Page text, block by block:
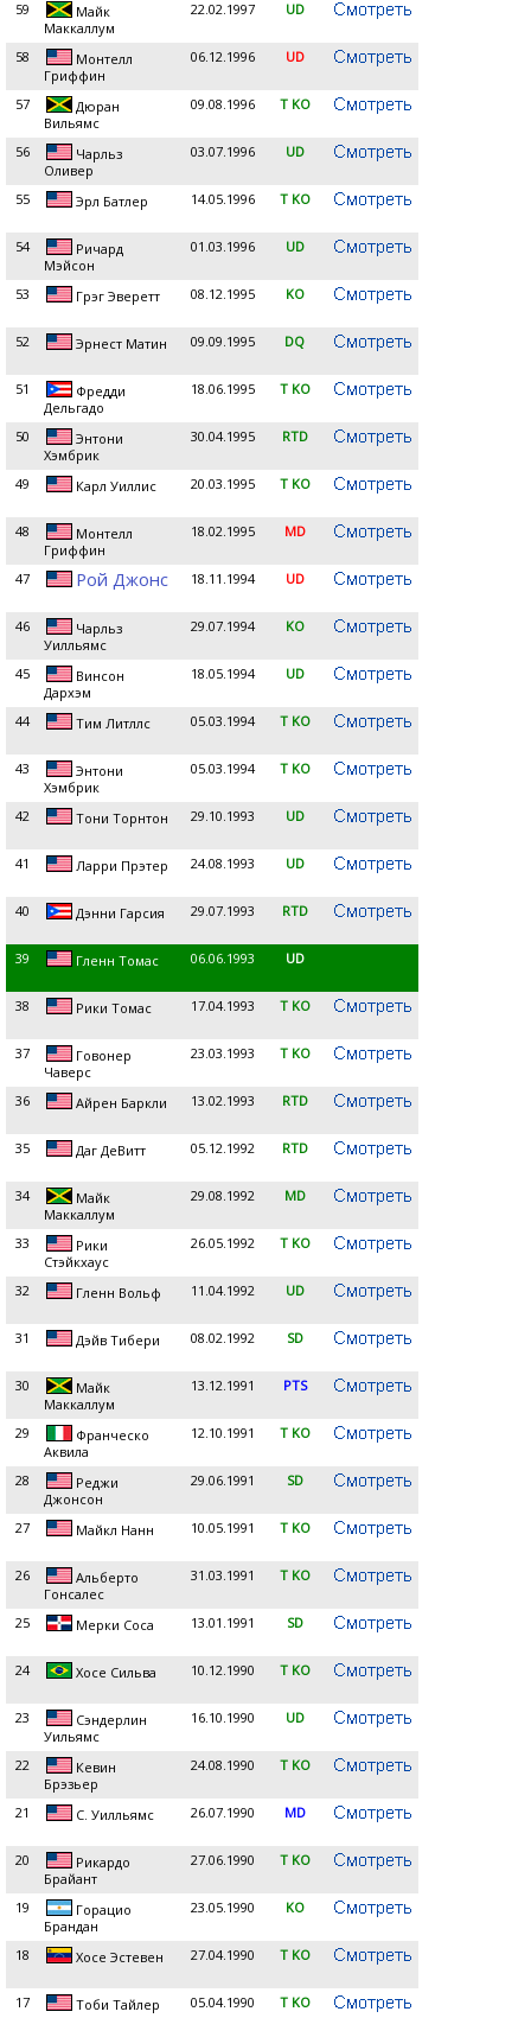
59
Майк
Маккаллум
22.02.1997 UD
58
Монтелл
Гриффин
06.12.1996 UD
57
Дюран
Вильямс
09.08.1996 T KO
56
Чарльз
Оливер
03.07.1996 UD
55 Эрл Батлер 14.05.1996 T KO
54
Ричард
Мэйсон
01.03.1996 UD
53 Грэг Эверетт 08.12.1995 KO
52 Эрнест Матин 09.09.1995 DQ
51
Фредди
Дельгадо
18.06.1995 T KO
50
Энтони
Хэмбрик
30.04.1995 RTD
49 Карл Уиллис 20.03.1995 T KO
48
Монтелл
Гриффин
18.02.1995 MD
47 Рой Джонс 18.11.1994 UD
46
Чарльз
Уилльямс
29.07.1994 KO
45
Винсон
Дархэм
18.05.1994 UD
44 Тим Литллс 05.03.1994 T KO
43
Энтони
Хэмбрик
05.03.1994 T KO
42 Тони Торнтон 29.10.1993 UD
41 Ларри Прэтер 24.08.1993 UD
40 Дэнни Гарсия 29.07.1993 RTD
39 Гленн Томас 06.06.1993 UD
38 Рики Томас 17.04.1993 T KO
37
Говонер
Чаверс
23.03.1993 T KO
36 Айрен Баркли 13.02.1993 RTD
35 Даг ДеВитт 05.12.1992 RTD
34
Майк
Маккаллум
29.08.1992 MD
33
Рики
Стэйкхаус
26.05.1992 T KO
32 Гленн Вольф 11.04.1992 UD
31 Дэйв Тибери 08.02.1992 SD
30
Майк
Маккаллум
13.12.1991 PTS
29
Франческо
Аквила
12.10.1991 T KO
28
Реджи
Джонсон
29.06.1991 SD
27 Майкл Нанн 10.05.1991 T KO
26
Альберто
Гонсалес
31.03.1991 T KO
25 Мерки Соса 13.01.1991 SD
24 Хосе Сильва 10.12.1990 T KO
23
Сэндерлин
Уильямс
16.10.1990 UD
22
Кевин
Брэзьер
24.08.1990 T KO
21 С. Уилльямс 26.07.1990 MD
20
Рикардо
Брайант
27.06.1990 T KO
19
Горацио
Брандан
23.05.1990 KO
18 Хосе Эстевен 27.04.1990 T KO
17 Тоби Тайлер 05.04.1990 T KO